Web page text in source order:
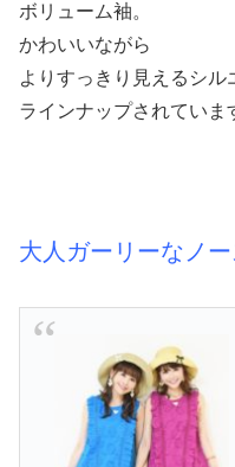
ボリューム袖。
かわいいながら
よりすっきり見えるシル
ラインナップされていま
大人ガーリーなノー